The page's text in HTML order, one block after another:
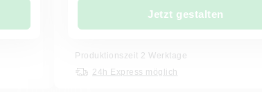
Jetzt gestalten
Produktionszeit 2 Werktage
24h Express möglich